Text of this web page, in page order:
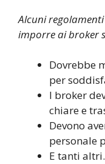
Alcuni
imporre ai broker
Dovrebbe
per
I broker
chiare e
Devono
personale
E tanti altri.